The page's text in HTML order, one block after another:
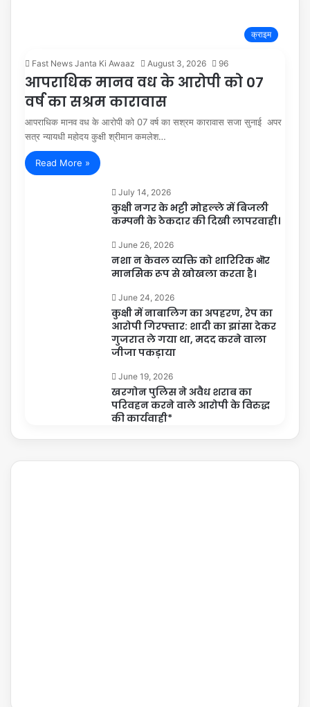
क्राइम
Fast News Janta Ki Awaaz August 3, 2026 96
आपराधिक मानव वध के आरोपी को 07
वर्ष का सश्रम कारावास
आपराधिक मानव वध के आरोपी को 07 वर्ष का सश्रम कारावास सजा सुनाई अपर
सत्र न्यायधी महोदय कुक्षी श्रीमान कमलेश…
Read More »
July 14, 2026
कुक्षी नगर के भट्टी मोहल्ले में बिजली
कम्पनी के ठेकदार की दिखी लापरवाही।
June 26, 2026
नशा न केवल व्यक्ति को शारिरिक ऒर
मानसिक रूप से खोखला करता है।
June 24, 2026
कुक्षी में नाबालिग का अपहरण, रेप का
आरोपी गिरफ्तार: शादी का झांसा देकर
गुजरात ले गया था, मदद करने वाला
जीजा पकड़ाया
June 19, 2026
खरगोन पुलिस ने अवैध शराब का
परिवहन करने वाले आरोपी के विरुद्ध
की कार्यवाही*